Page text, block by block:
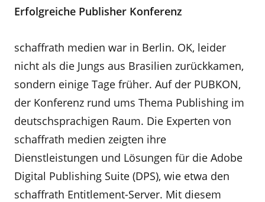
Erfolgreiche Publisher Konferenz
schaffrath medien war in Berlin. OK, leider
nicht als die Jungs aus Brasilien zurückkamen,
sondern einige Tage früher. Auf der PUBKON,
der Konferenz rund ums Thema Publishing im
deutschsprachigen Raum. Die Experten von
schaffrath medien zeigten ihre
Dienstleistungen und Lösungen für die Adobe
Digital Publishing Suite (DPS), wie etwa den
schaffrath Entitlement-Server. Mit diesem